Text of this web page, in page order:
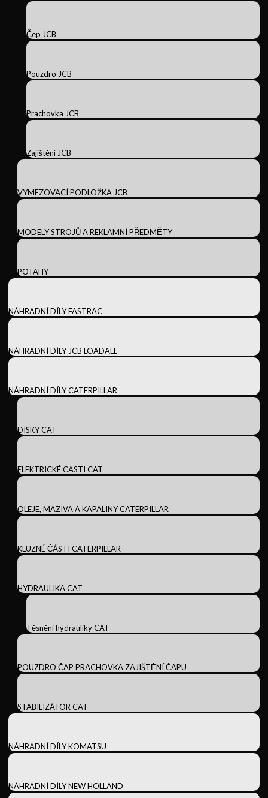
Čep JCB
Pouzdro JCB
Prachovka JCB
Zajištění JCB
VYMEZOVACÍ PODLOŽKA JCB
MODELY STROJŮ A REKLAMNÍ PŘEDMĚTY
POTAHY
NÁHRADNÍ DÍLY FASTRAC
NÁHRADNÍ DÍLY JCB LOADALL
NÁHRADNÍ DÍLY CATERPILLAR
DISKY CAT
ELEKTRICKÉ CASTI CAT
OLEJE, MAZIVA A KAPALINY CATERPILLAR
KLUZNÉ ČÁSTI CATERPILLAR
HYDRAULIKA CAT
Těsnění hydrauliky CAT
POUZDRO ČAP PRACHOVKA ZAJIŠTĚNÍ ČAPU
STABILIZÁTOR CAT
NÁHRADNÍ DÍLY KOMATSU
NÁHRADNÍ DÍLY NEW HOLLAND